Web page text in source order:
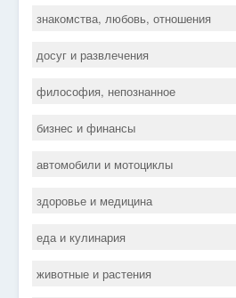
знакомства, любовь, отношения
досуг и развлечения
философия, непознанное
бизнес и финансы
автомобили и мотоциклы
здоровье и медицина
еда и кулинария
животные и растения